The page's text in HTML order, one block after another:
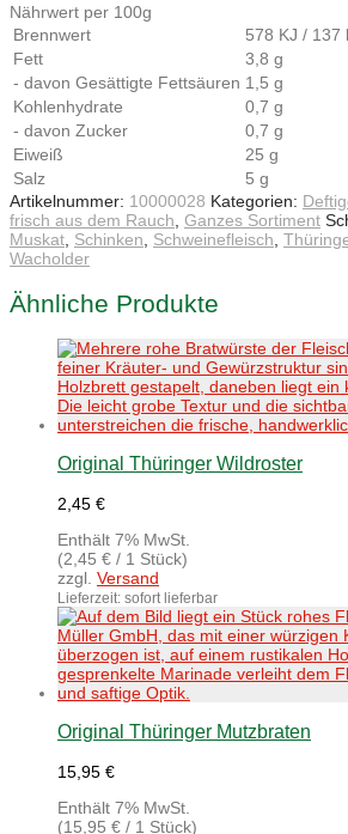
Nährwert per 100g
Brennwert
578 KJ / 137
Fett
3,8 g
- davon Gesättigte Fettsäuren 1,5 g
Kohlenhydrate
0,7 g
- davon Zucker
0,7 g
Eiweiß
25 g
Salz
5 g
Artikelnummer: 10000028 Kategorien:
frisch aus dem Rauch Ganzes Sortiment
Muskat Schinken Schweinefleisch
Wacholder
Ähnliche Produkte
Original Thüringer Wildroster
2,45 €
Enthält 7% MwSt.
(2,45 € / 1 Stück)
zzgl. Versand
Lieferzeit: sofort lieferbar
Original Thüringer Mutzbraten
15,95 €
Enthält 7% MwSt.
(15,95 € / 1 Stück)